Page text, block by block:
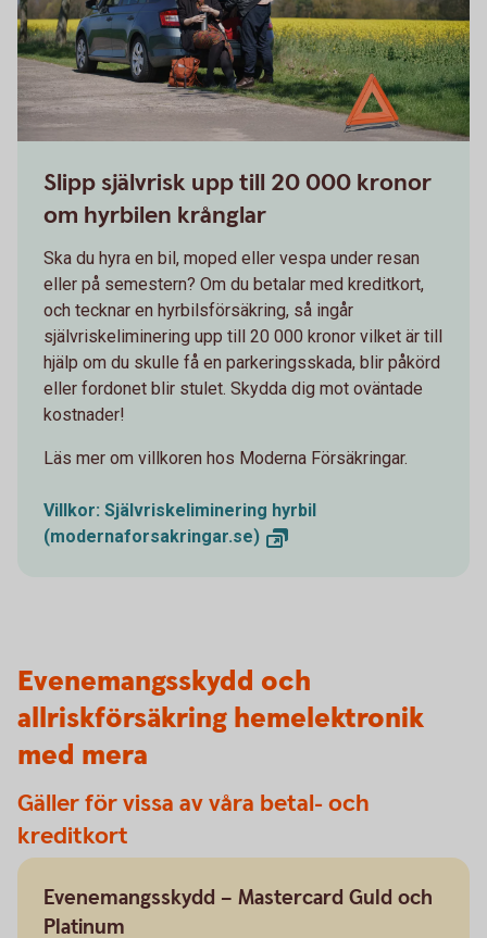
Slipp självrisk upp till 20 000 kronor
om hyrbilen krånglar
Ska du hyra en bil, moped eller vespa under resan
eller på semestern? Om du betalar med kreditkort,
och tecknar en hyrbilsförsäkring, så ingår
självriskeliminering upp till 20 000 kronor vilket är till
hjälp om du skulle få en parkeringsskada, blir påkörd
eller fordonet blir stulet. Skydda dig mot oväntade
kostnader!
Läs mer om villkoren hos Moderna Försäkringar.
Villkor: Självriskeliminering hyrbil
(modernaforsakringar.se)
Evenemangsskydd och
allriskförsäkring hemelektronik
med mera
Gäller för vissa av våra betal- och
kreditkort
Evenemangsskydd – Mastercard Guld och
Platinum